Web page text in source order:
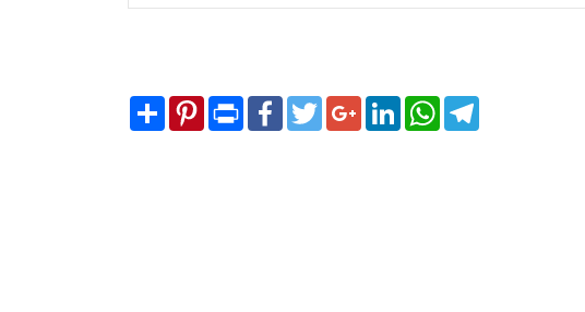
Share Pinterest
Print FacebookTwitterGoogle+LinkedInWhatsApp